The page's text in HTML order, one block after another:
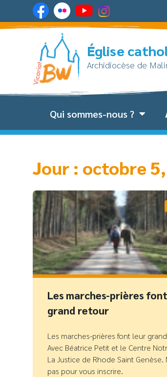
Église
Archidiocèse de
Qui sommes-nous ?
Jour : octobre
Les marches-prières
grand retour
Les marches-prières font leur
Avec Béatrice Petit et le Centre
La Justice de Rhode Saint Genèse.
pas pour vous inscrire.